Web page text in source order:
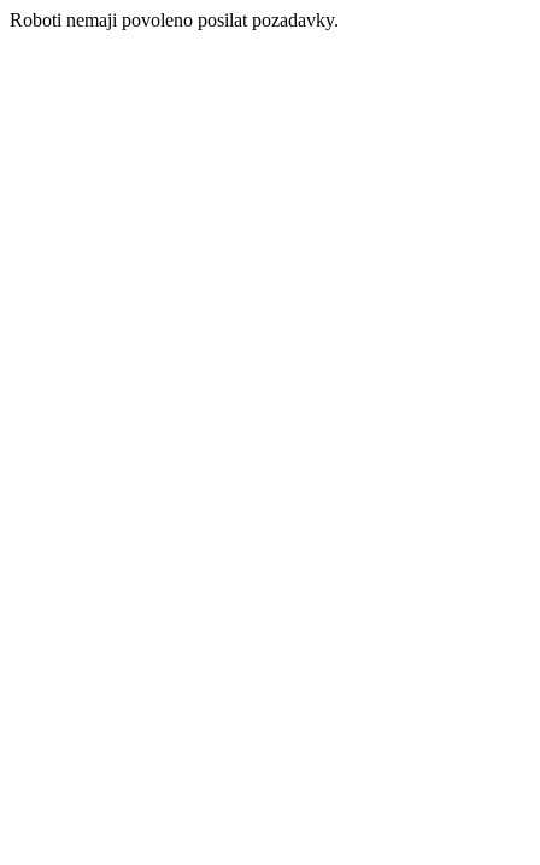
Roboti nemaji povoleno posilat pozadavky.